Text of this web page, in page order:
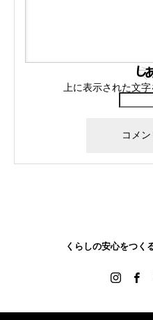
上に表示された文
くらしの安心をつ